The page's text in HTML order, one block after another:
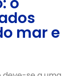
mar e